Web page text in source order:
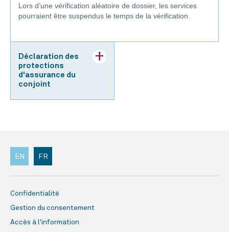
Lors d’une vérification aléatoire de dossier, les services
pourraient être suspendus le temps de la vérification.
Déclaration des
protections
d'assurance du
conjoint
Confidentialité
Gestion du consentement
Accès à l'information
EN FR